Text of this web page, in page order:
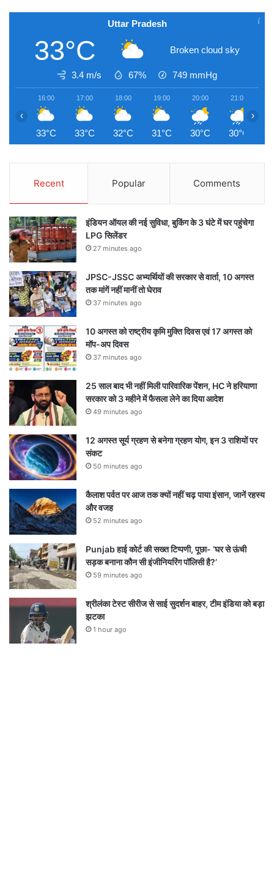
Uttar Pradesh
33°C Broken cloud sky
3.4 m/s 67% 749 mmHg
16:00
33°C
17:00
33°C
18:00
32°C
19:00
31°C
20:00
30°C
21:00
30°C
‹ ›
Recent Popular Comments
इंडियन ऑयल की नई सुविधा, बुकिंग के 3 घंटे में घर पहुंचेगा
LPG सिलेंडर
27 minutes ago
JPSC-JSSC अभ्यर्थियों की सरकार से वार्ता, 10 अगस्त
तक मांगें नहीं मानीं तो घेराव
37 minutes ago
10 अगस्त को राष्ट्रीय कृमि मुक्ति दिवस एवं 17 अगस्त को
मॉप-अप दिवस
37 minutes ago
25 साल बाद भी नहीं मिली पारिवारिक पेंशन, HC ने हरियाणा
सरकार को 3 महीने में फैसला लेने का दिया आदेश
49 minutes ago
12 अगस्त सूर्य ग्रहण से बनेगा ग्रहण योग, इन 3 राशियों पर
संकट
50 minutes ago
कैलाश पर्वत पर आज तक क्यों नहीं चढ़ पाया इंसान, जानें रहस्य
और वजह
52 minutes ago
Punjab हाई कोर्ट की सख्त टिप्पणी, पूछा- ‘घर से ऊंची
सड़क बनाना कौन सी इंजीनियरिंग पॉलिसी है?’
59 minutes ago
श्रीलंका टेस्ट सीरीज से साई सुदर्शन बाहर, टीम इंडिया को बड़ा
झटका
1 hour ago